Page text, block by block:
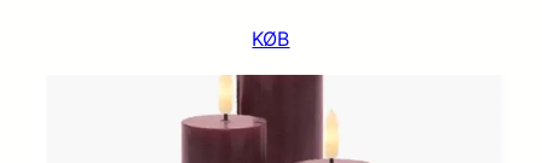
KØB